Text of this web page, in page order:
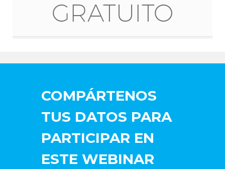
GRATUITO
COMPÁRTENOS
TUS DATOS PARA
PARTICIPAR EN
ESTE WEBINAR